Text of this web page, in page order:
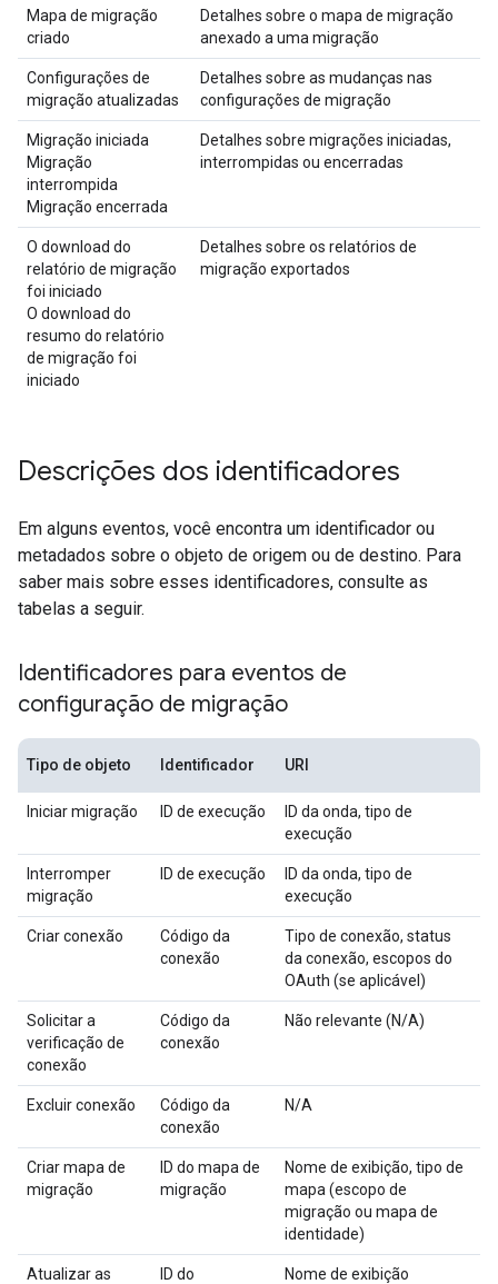
Mapa de migração
criado
Detalhes sobre o mapa de migração
anexado a uma migração
Configurações de
migração atualizadas
Detalhes sobre as mudanças nas
configurações de migração
Migração iniciada
Migração
interrompida
Migração encerrada
Detalhes sobre migrações iniciadas,
interrompidas ou encerradas
O download do
relatório de migração
foi iniciado
O download do
resumo do relatório
de migração foi
iniciado
Detalhes sobre os relatórios de
migração exportados
Descrições dos identificadores
Em alguns eventos, você encontra um identificador ou
metadados sobre o objeto de origem ou de destino. Para
saber mais sobre esses identificadores, consulte as
tabelas a seguir.
Identificadores para eventos de
configuração de migração
Tipo de objeto Identificador URI
Iniciar migração ID de execução
ID da onda, tipo de
execução
Interromper
migração
ID de execução
ID da onda, tipo de
execução
Criar conexão
Código da
conexão
Tipo de conexão, status
da conexão, escopos do
OAuth (se aplicável)
Solicitar a
verificação de
conexão
Código da
conexão
Não relevante (N/A)
Excluir conexão
Código da
conexão
N/A
Criar mapa de
migração
ID do mapa de
migração
Nome de exibição, tipo de
mapa (escopo de
migração ou mapa de
identidade)
Atualizar as
ID do
Nome de exibição